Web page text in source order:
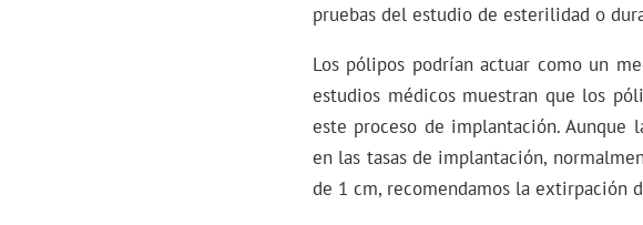
pruebas del estudio de esterilidad o
Los pólipos podrían actuar como un
estudios médicos muestran que los
este proceso de implantación.
en las tasas de implantación,
de 1 cm, recomendamos la extirpación